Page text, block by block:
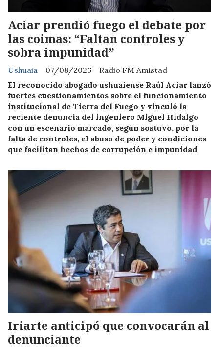
Aciar prendió fuego el debate por
las coimas: “Faltan controles y
sobra impunidad”
Radio FM Amistad
Ushuaia
07/08/2026
El reconocido abogado ushuaiense Raúl Aciar lanzó
fuertes cuestionamientos sobre el funcionamiento
institucional de Tierra del Fuego y vinculó la
reciente denuncia del ingeniero Miguel Hidalgo
con un escenario marcado, según sostuvo, por la
falta de controles, el abuso de poder y condiciones
que facilitan hechos de corrupción e impunidad
Iriarte anticipó que convocarán al
denunciante